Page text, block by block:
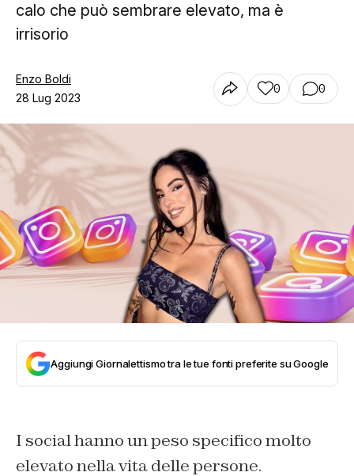
Contatti
calo che può sembrare elevato, ma è
irrisorio
Enzo Boldi
28 Lug 2023
0 0
Aggiungi Giornalettismo tra le tue fonti preferite su Google
I social hanno un peso specifico molto
elevato nella vita delle persone.